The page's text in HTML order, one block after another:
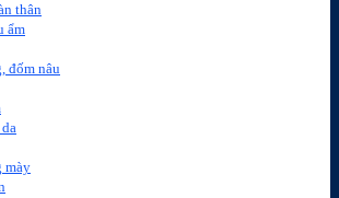
thân
ẩm
đốm nâu
mày